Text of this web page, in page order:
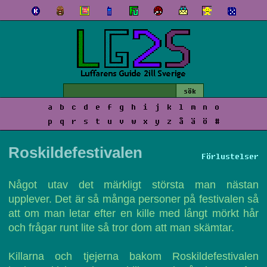
a b c d e f g h i j k l m n
o
p
q r s t u v w x y z å ä ö #
Förlustelser
Roskildefestivalen
Något utav det märkligt största man nästan
upplever. Det är så många personer på festivalen så
att om man letar efter en kille med långt mörkt hår
och frågar runt lite så tror dom att man skämtar.
Killarna och tjejerna bakom Roskildefestivalen